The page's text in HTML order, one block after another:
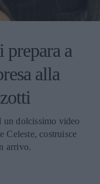
a
alla
un dolcissimo video
Celeste, costruisce
arrivo.